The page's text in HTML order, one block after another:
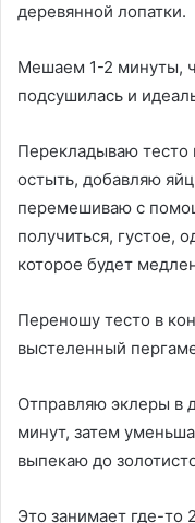
деревянной лопатки.
Мешаем 1-2 минуты,
подсушилась и
Перекладываю
остыть, добавляю
перемешиваю с
получиться, густое,
которое будет
Переношу тесто в
выстеленный
Отправляю эклеры в
минут, затем
выпекаю до
Это занимает где-то